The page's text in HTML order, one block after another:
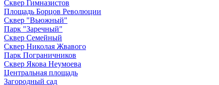
Сквер Гимназистов
Площадь Борцов Революции
Сквер "Вьюжный"
Парк "Заречный"
Сквер Семейный
Сквер Николая Жвавого
Парк Пограничников
Сквер Якова Неумоева
Центральная площадь
Загородный сад